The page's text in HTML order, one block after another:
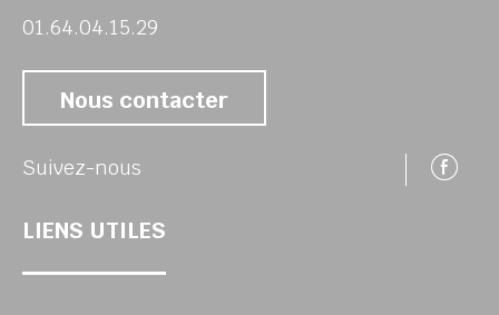
01.64.04.15.29
Nous contacter
Suivez-nous
LIENS UTILES